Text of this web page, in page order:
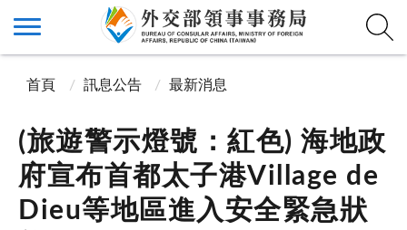
首頁 訊息公告 最新消息
(旅遊警示燈號：紅色) 海地政
府宣布首都太子港Village de
Dieu等地區進入安全緊急狀